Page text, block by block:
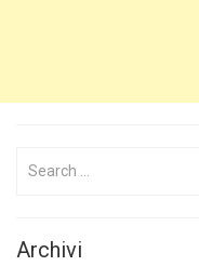
Search
Archivi